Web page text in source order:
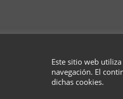
Este sitio web
navegación. El
dichas cookies.